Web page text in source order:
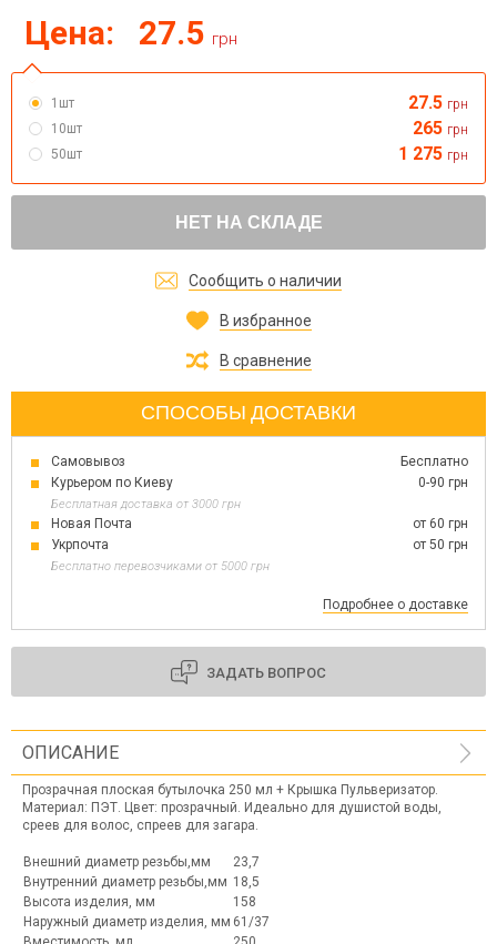
Цена: 27.5 грн
1шт 27.5 грн
10шт
265 грн
50шт
1 275 грн
НЕТ НА СКЛАДЕ
Сообщить о наличии
В избранное
В сравнение
СПОСОБЫ ДОСТАВКИ
Самовывоз
Бесплатно
Курьером по Киеву
0-90 грн
Бесплатная доставка от 3000 грн
Новая Почта
от 60 грн
Укрпочта
от 50 грн
Бесплатно перевозчиками от 5000 грн
Подробнее о доставке
ЗАДАТЬ ВОПРОС
ОПИСАНИЕ
Прозрачная плоская бутылочка 250 мл + Крышка Пульверизатор.
Материал: ПЭТ. Цвет: прозрачный. Идеально для душистой воды,
среев для волос, спреев для загара.
Внешний диаметр резьбы,мм
23,7
Внутренний диаметр резьбы,мм 18,5
Высота изделия, мм
158
Наружный диаметр изделия, мм 61/37